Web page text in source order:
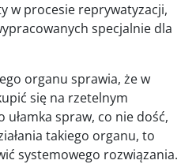
w procesie reprywatyzacji,
specjalnie dla
organu sprawia, że w
się na rzetelnym
spraw, co nie dość,
takiego organu, to
systemowego rozwiązania.